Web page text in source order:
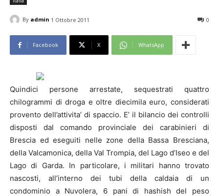
By admin 1 Ottobre 2011 0
Facebook X WhatsApp
Quindici persone arrestate, sequestrati quattro
chilogrammi di droga e oltre diecimila euro, considerati
provento dell’attivita’ di spaccio. E’ il bilancio dei controlli
disposti dal comando provinciale dei carabinieri di
Brescia ed eseguiti nelle zone della Bassa Bresciana,
della Valcamonica, della Val Trompia, del Lago d’Iseo e del
Lago di Garda. In particolare, i militari hanno trovato
nascosti, all’interno dei tubi della caldaia di un
condominio a Nuvolera, 6 pani di hashish del peso